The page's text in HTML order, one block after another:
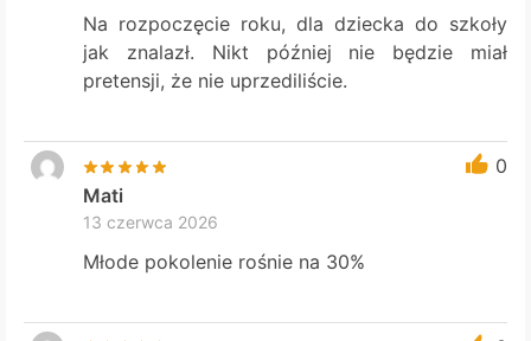
Na rozpoczęcie roku, dla dziecka do szkoły
jak znalazł. Nikt później nie będzie miał
pretensji, że nie uprzediliście.
0
Mati
13 czerwca 2026
Młode pokolenie rośnie na 30%